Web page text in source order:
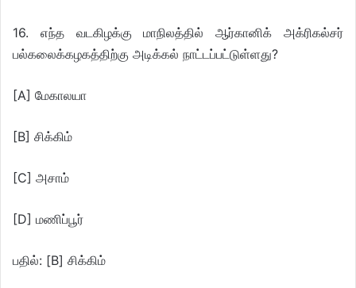
16. எந்த வடகிழக்கு மாநிலத்தில் ஆர்கானிக் அக்ரிகல்சர்
பல்கலைக்கழகத்திற்கு அடிக்கல் நாட்டப்பட்டுள்ளது?
[A] மேகாலயா
[B] சிக்கிம்
[C] அசாம்
[D] மணிப்பூர்
பதில்: [B] சிக்கிம்